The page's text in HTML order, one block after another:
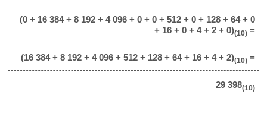
(0 + 16 384 + 8 192 + 4 096 + 0 + 0 + 512 + 0 + 128 + 64 + 0
+ 16 + 0 + 4 + 2 + 0)(10)=
(16 384 + 8 192 + 4 096 + 512 + 128 + 64 + 16 + 4 + 2)(10)=
29 398(10)